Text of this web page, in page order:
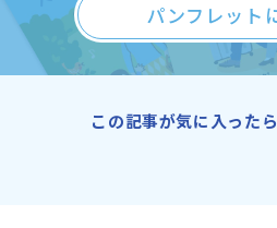
パンフレット
この記事が気に入った